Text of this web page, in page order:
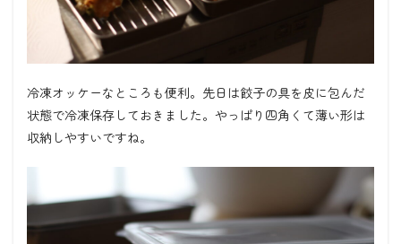
冷凍オッケーなところも便利。先日は餃子の具を皮に包んだ
状態で冷凍保存しておきました。やっぱり四角くて薄い形は
収納しやすいですね。